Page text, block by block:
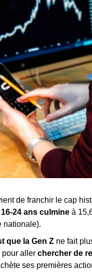
de franchir le cap
24 ans culmine à
nationale).
que la Gen Z ne fait
pour aller chercher de
ses premières